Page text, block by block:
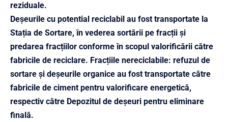
reziduale.
Deșeurile cu potential reciclabil au fost transportate la
Stația de Sortare, în vederea sortării pe fracții și
predarea fracțiilor conforme în scopul valorificării către
fabricile de reciclare. Fracțiile nereciclabile: refuzul de
sortare și deșeurile organice au fost transportate către
fabricile de ciment pentru valorificare energetică,
respectiv către Depozitul de deșeuri pentru eliminare
final ă.